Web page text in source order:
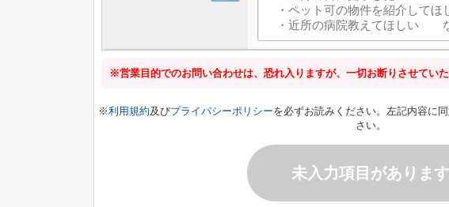
※営業目的でのお問い合わせは、恐れ入りますが、一切お断りさせていた
※利用規約及びプライバシーポリシーを必ずお読みください。左記内容に
さい。
未入力項目があります